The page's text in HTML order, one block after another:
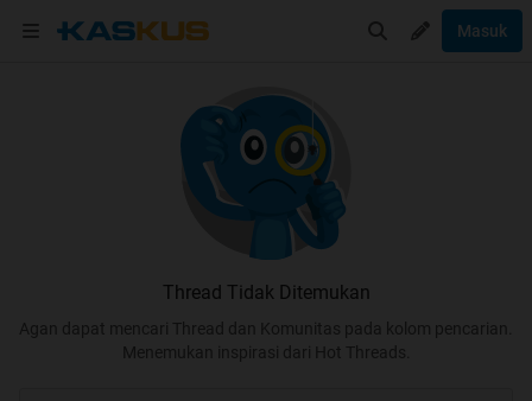
Masuk
Thread Tidak Ditemukan
Agan dapat mencari Thread dan Komunitas pada kolom pencarian.
Menemukan inspirasi dari Hot Threads.